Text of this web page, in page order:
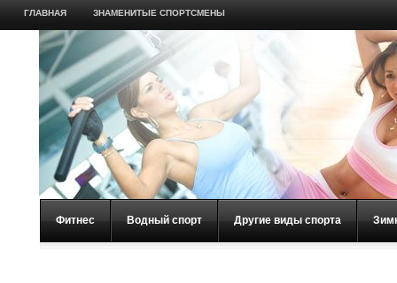
ГЛАВНАЯ ЗНАМЕНИТЫЕ СПОРТСМЕНЫ
Фитнес Водный спорт Другие виды спорта